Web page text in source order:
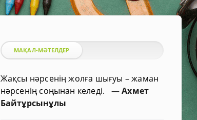
МАҚАЛ-МӘТЕЛДЕР
Жақсы нәрсенің жолға шығуы – жаман
нәрсенің соңынан келеді. —Ахмет
Байтұрсынұлы